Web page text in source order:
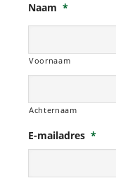
Naam *
Voornaam
Achternaam
E-mailadres *